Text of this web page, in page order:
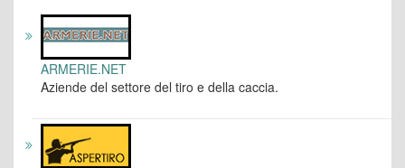
ARMERIE.NET
Aziende del settore del tiro e della caccia.